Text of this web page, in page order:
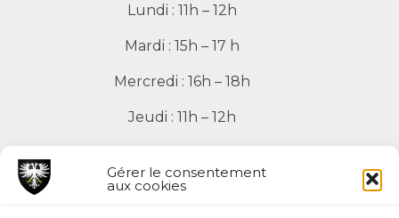
Gérer le consentement
aux cookies
Lundi : 11h – 12h
Mardi : 15h – 17 h
Mercredi : 16h – 18h
Jeudi : 11h – 12h